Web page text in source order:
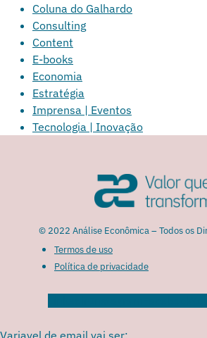
Coluna do Galhardo
Consulting
Content
E-books
Economia
Estratégia
Imprensa | Eventos
Tecnologia | Inovação
© 2022 Análise Econômica – Todos os
Termos de uso
Política de privacidade
Variavel de email vai ser: